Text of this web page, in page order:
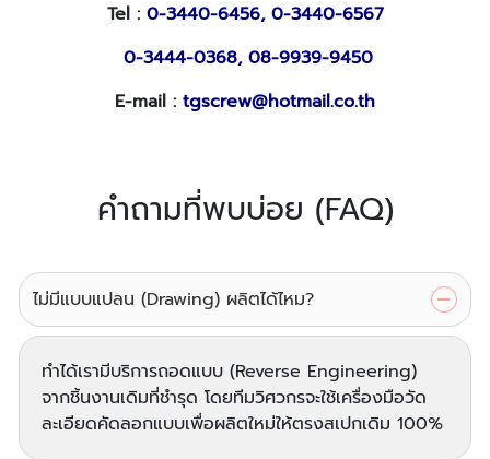
Tel : 0-3440-6456, 0-3440-6567
0-3444-0368, 08-9939-9450
E-mail : tgscrew@hotmail.co.th
คำถามที่พบบ่อย (FAQ)
ไม่มีแบบแปลน (Drawing) ผลิตได้ไหม?
ทำได้เรามีบริการถอดแบบ (Reverse Engineering)
จากชิ้นงานเดิมที่ชำรุด โดยทีมวิศวกรจะใช้เครื่องมือวัด
ละเอียดคัดลอกแบบเพื่อผลิตใหม่ให้ตรงสเปกเดิม 100%